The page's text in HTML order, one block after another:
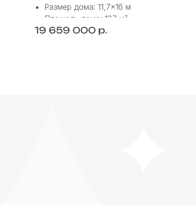
Размер дома: 11,7×16 м
Площадь дома: 137 м²
1 этаж
19 659 000 р.